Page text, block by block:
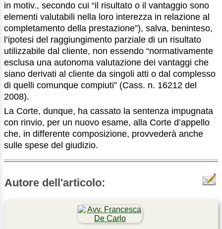
in motiv., secondo cui “il risultato o il vantaggio sono
elementi valutabili nella loro interezza in relazione al
completamento della prestazione”), salva, beninteso,
l’ipotesi del raggiungimento parziale di un risultato
utilizzabile dal cliente, non essendo “normativamente
esclusa una autonoma valutazione dei vantaggi che
siano derivati al cliente da singoli atti o dal complesso
di quelli comunque compiuti” (Cass. n. 16212 del
2008).
La Corte, dunque, ha cassato la sentenza impugnata
con rinvio, per un nuovo esame, alla Corte d’appello
che, in differente composizione, provvederà anche
sulle spese del giudizio.
Autore dell'articolo: